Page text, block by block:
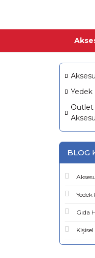
Yedek
Outlet
BLOG
Gıda